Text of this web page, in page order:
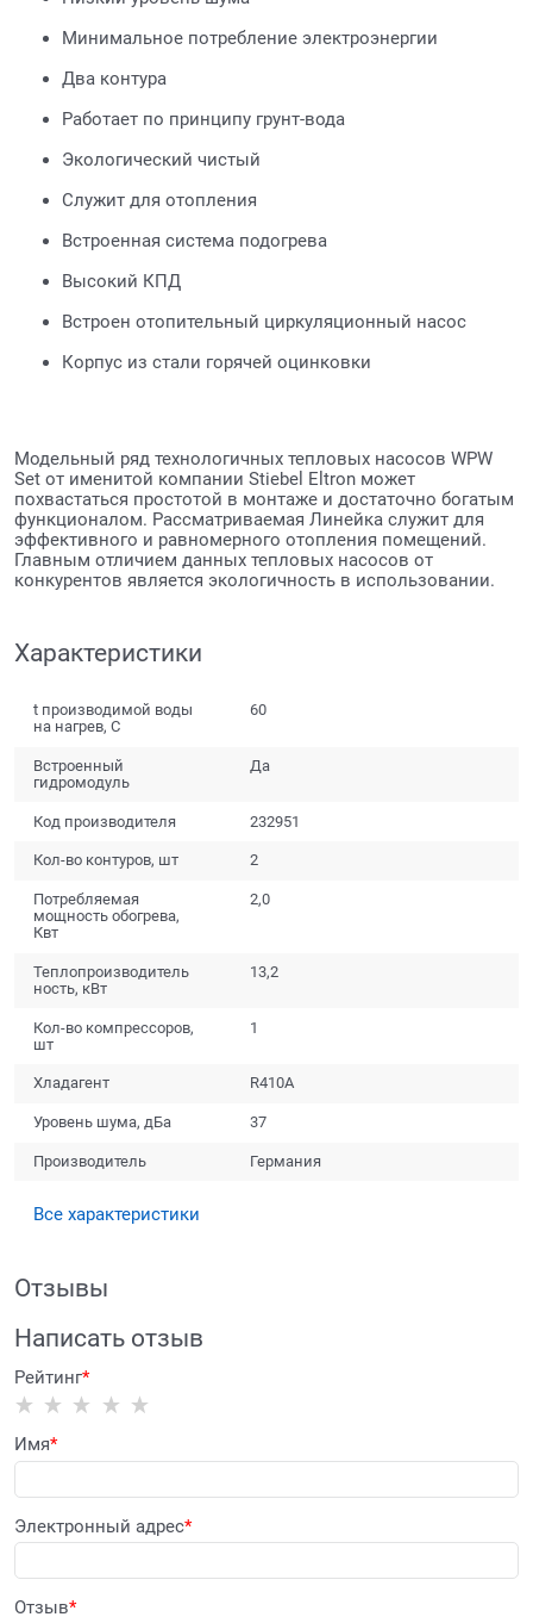
Минимальное потребление электроэнергии
Два контура
Работает по принципу грунт-вода
Экологический чистый
Служит для отопления
Встроенная система подогрева
Высокий КПД
Встроен отопительный циркуляционный насос
Корпус из стали горячей оцинковки
Модельный ряд технологичных тепловых насосов WPW
Set от именитой компании Stiebel Eltron может
похвастаться простотой в монтаже и достаточно богатым
функционалом. Рассматриваемая Линейка служит для
эффективного и равномерного отопления помещений.
Главным отличием данных тепловых насосов от
конкурентов является экологичность в использовании.
Характеристики
t производимой воды
на нагрев, С
60
Встроенный
гидромодуль
Да
Код производителя 232951
Кол-во контуров, шт 2
Потребляемая
мощность обогрева,
Квт
2,0
Теплопроизводитель
ность, кВт
13,2
Кол-во компрессоров,
шт
1
Хладагент R410A
Уровень шума, дБа 37
Производитель Германия
Все характеристики
Отзывы
Написать отзыв
Рейтинг
Имя
Электронный адрес
Отзыв